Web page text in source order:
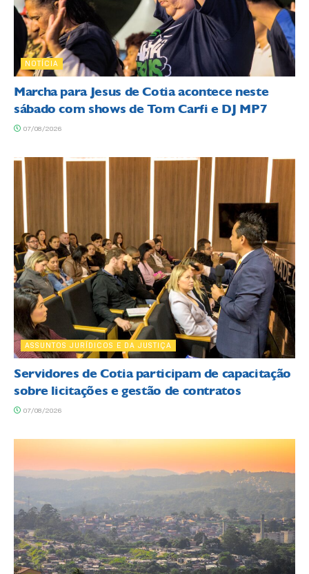
NOTÍCIA
Marcha para Jesus de Cotia acontece neste
sábado com shows de Tom Carfi e DJ MP7
07/08/2026
ASSUNTOS JURÍDICOS E DA JUSTIÇA
Servidores de Cotia participam de capacitação
sobre licitações e gestão de contratos
07/08/2026